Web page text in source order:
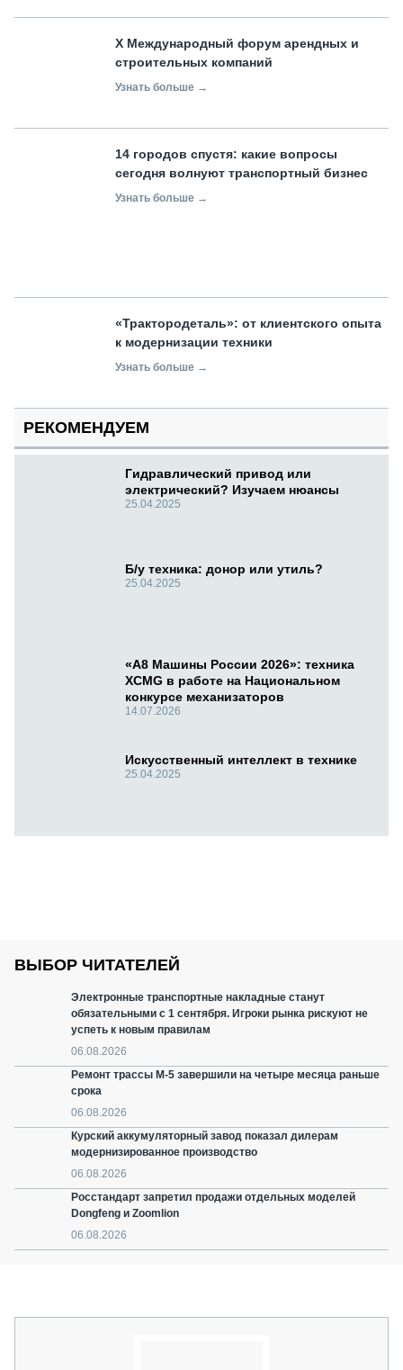
X Международный форум арендных и
строительных компаний
Узнать больше →
14 городов спустя: какие вопросы
сегодня волнуют транспортный бизнес
Узнать больше →
«Трактородеталь»: от клиентского опыта
к модернизации техники
Узнать больше →
РЕКОМЕНДУЕМ
Гидравлический привод или
электрический? Изучаем нюансы
25.04.2025
Б/у техника: донор или утиль?
25.04.2025
«А8 Машины России 2026»: техника
XCMG в работе на Национальном
конкурсе механизаторов
14.07.2026
Искусственный интеллект в технике
25.04.2025
ВЫБОР ЧИТАТЕЛЕЙ
Электронные транспортные накладные станут
обязательными с 1 сентября. Игроки рынка рискуют не
успеть к новым правилам
06.08.2026
Ремонт трассы М-5 завершили на четыре месяца раньше
срока
06.08.2026
Курский аккумуляторный завод показал дилерам
модернизированное производство
06.08.2026
Росстандарт запретил продажи отдельных моделей
Dongfeng и Zoomlion
06.08.2026